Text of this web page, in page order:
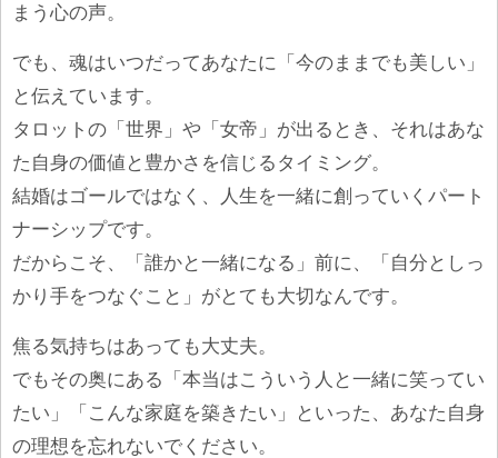
まう心の声。
でも、魂はいつだってあなたに「今のままでも美しい」
と伝えています。
タロットの「世界」や「女帝」が出るとき、それはあな
た自身の価値と豊かさを信じるタイミング。
結婚はゴールではなく、人生を一緒に創っていくパート
ナーシップです。
だからこそ、「誰かと一緒になる」前に、「自分としっ
かり手をつなぐこと」がとても大切なんです。
焦る気持ちはあっても大丈夫。
でもその奥にある「本当はこういう人と一緒に笑ってい
たい」「こんな家庭を築きたい」といった、あなた自身
の理想を忘れないでください。